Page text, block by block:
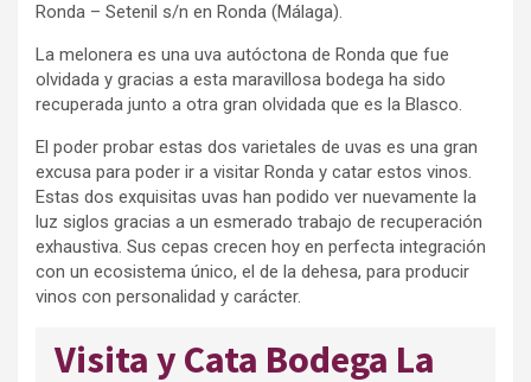
Ronda – Setenil s/n en Ronda (Málaga).
La melonera es una uva autóctona de Ronda que fue
olvidada y gracias a esta maravillosa bodega ha sido
recuperada junto a otra gran olvidada que es la Blasco.
El poder probar estas dos varietales de uvas es una gran
excusa para poder ir a visitar Ronda y catar estos vinos.
Estas dos exquisitas uvas han podido ver nuevamente la
luz siglos gracias a un esmerado trabajo de recuperación
exhaustiva. Sus cepas crecen hoy en perfecta integración
con un ecosistema único, el de la dehesa, para producir
vinos con personalidad y carácter.